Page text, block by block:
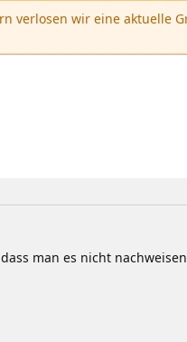
verlosen wir eine aktuelle
man es nicht